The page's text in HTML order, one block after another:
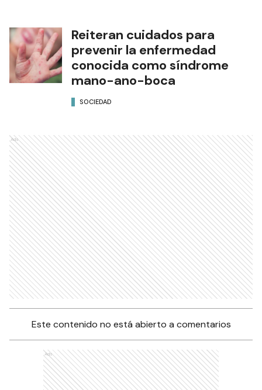
Reiteran cuidados para
prevenir la enfermedad
conocida como síndrome
mano-ano-boca
SOCIEDAD
Ads
Este contenido no está abierto a comentarios
Ads